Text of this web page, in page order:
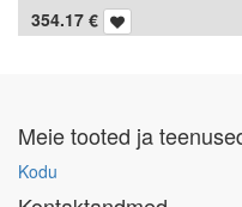
354.17 €
Meie tooted ja
Kodu